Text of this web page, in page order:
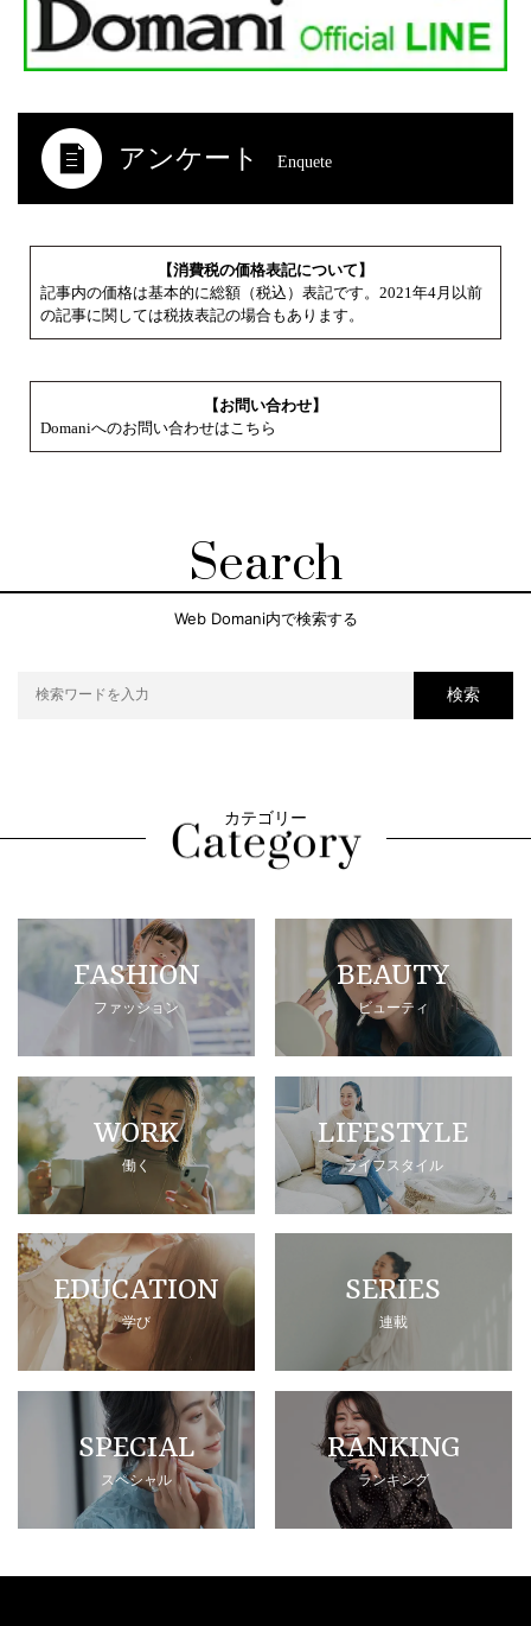
アンケート Enquete
【消費税の価格表記について】
記事内の価格は基本的に総額（税込）表記です。2021年4月以前
の記事に関しては税抜表記の場合もあります。
【お問い合わせ】
Domaniへのお問い合わせはこちら
Search
Web Domani内で検索する
検索
カテゴリー
FASHION
ファッション
BEAUTY
ビューティ
WORK
働く
LIFESTYLE
ライフスタイル
EDUCATION
学び
SERIES
連載
SPECIAL
スペシャル
RANKING
ランキング